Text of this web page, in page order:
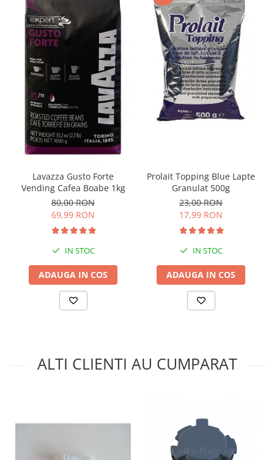
Lavazza Gusto Forte
Vending Cafea Boabe 1kg
80,00 RON
69,99 RON
IN STOC
ADAUGA IN COS
Prolait Topping Blue Lapte
Granulat 500g
23,00 RON
17,99 RON
IN STOC
ADAUGA IN COS
ALTI CLIENTI AU CUMPARAT